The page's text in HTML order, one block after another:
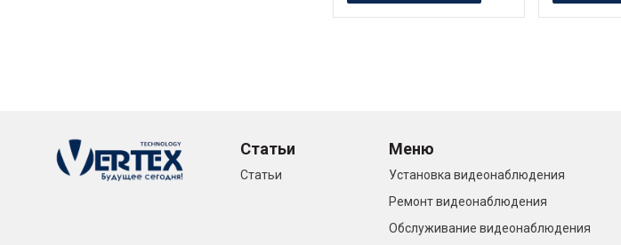
Статьи
Статьи
Меню
Установка видеонаблюдения
Ремонт видеонаблюдения
Обслуживание видеонаблюдения